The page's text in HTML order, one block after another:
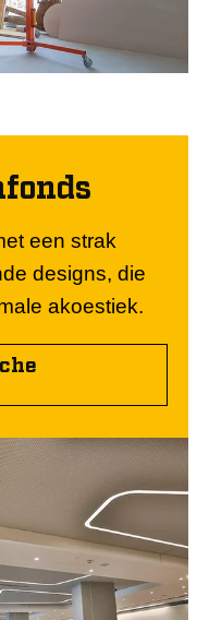
een strak
designs, die
akoestiek.